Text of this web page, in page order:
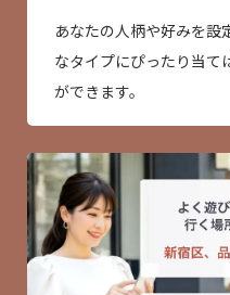
あなたの人柄や好みを設
なタイプにぴったり当て
ができます。